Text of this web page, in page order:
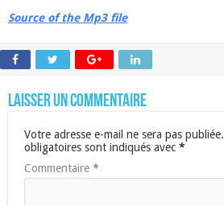
Source of the Mp3 file
Laisser un commentaire
Votre adresse e-mail ne sera pas publiée.
obligatoires sont indiqués avec *
Commentaire *